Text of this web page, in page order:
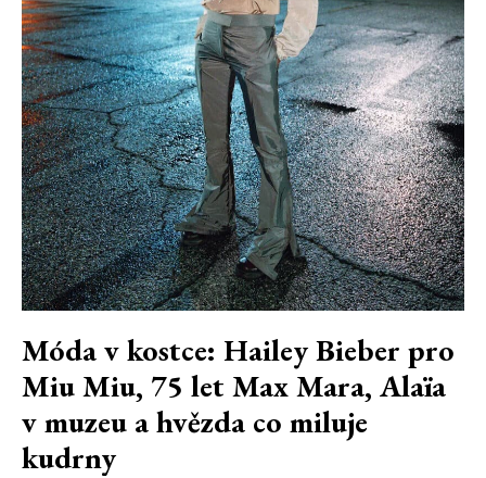
Móda v kostce: Hailey Bieber pro
Miu Miu, 75 let Max Mara, Alaïa
v muzeu a hvězda co miluje
kudrny